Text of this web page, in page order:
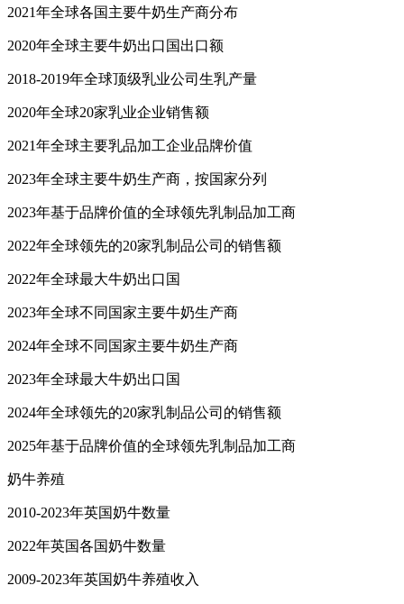
2021年全球各国主要牛奶生产商分布
2020年全球主要牛奶出口国出口额
2018-2019年全球顶级乳业公司生乳产量
2020年全球20家乳业企业销售额
2021年全球主要乳品加工企业品牌价值
2023年全球主要牛奶生产商，按国家分列
2023年基于品牌价值的全球领先乳制品加工商
2022年全球领先的20家乳制品公司的销售额
2022年全球最大牛奶出口国
2023年全球不同国家主要牛奶生产商
2024年全球不同国家主要牛奶生产商
2023年全球最大牛奶出口国
2024年全球领先的20家乳制品公司的销售额
2025年基于品牌价值的全球领先乳制品加工商
奶牛养殖
2010-2023年英国奶牛数量
2022年英国各国奶牛数量
2009-2023年英国奶牛养殖收入